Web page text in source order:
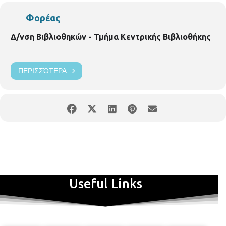
Φορέας
Δ/νση Βιβλιοθηκών - Τμήμα Κεντρικής Βιβλιοθήκης
ΠΕΡΙΣΣΌΤΕΡΑ
Useful Links